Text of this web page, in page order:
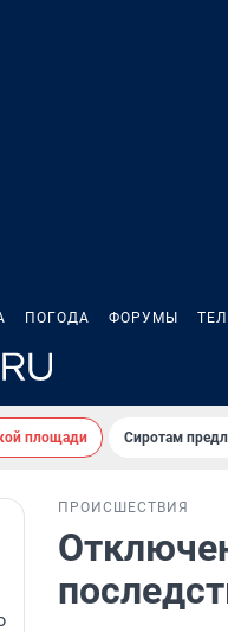
ПОГОДА ФОРУМЫ
площади Сиротам
ПРОИСШЕСТВИЯ